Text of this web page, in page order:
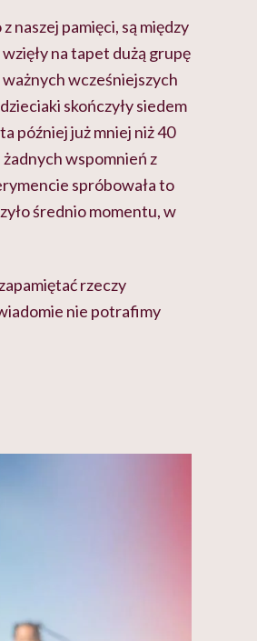
naszej pamięci, są między
na tapet dużą grupę
ważnych wcześniejszych
skończyły siedem
później już mniej niż 40
wspomnień z
spróbowała to
średnio momentu, w
rzeczy
nie potrafimy